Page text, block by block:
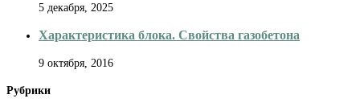
5 декабря, 2025
Характеристика блока. Свойства газобетона
9 октября, 2016
Рубрики